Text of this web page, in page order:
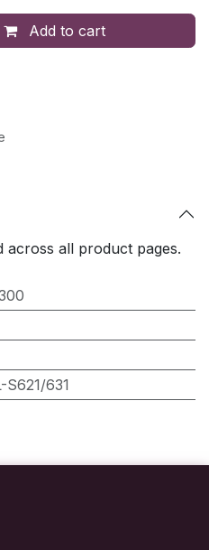
Add to cart
across all product pages.
S621/631